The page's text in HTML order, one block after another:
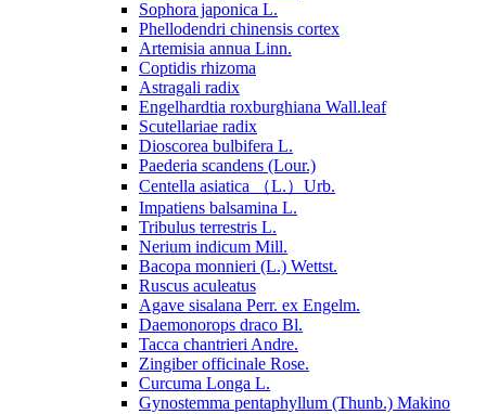
Sophora japonica L.
Phellodendri chinensis cortex
Artemisia annua Linn.
Coptidis rhizoma
Astragali radix
Engelhardtia roxburghiana Wall.leaf
Scutellariae radix
Dioscorea bulbifera L.
Paederia scandens (Lour.)
Centella asiatica （L.）Urb.
Impatiens balsamina L.
Tribulus terrestris L.
Nerium indicum Mill.
Bacopa monnieri (L.) Wettst.
Ruscus aculeatus
Agave sisalana Perr. ex Engelm.
Daemonorops draco Bl.
Tacca chantrieri Andre.
Zingiber officinale Rose.
Curcuma Longa L.
Gynostemma pentaphyllum (Thunb.) Makino